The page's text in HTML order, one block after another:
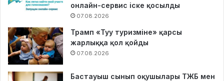
онлайн-сервис іске қосылды
07.08.2026
Трамп «Туу туризміне» қарсы
жарлыққа қол қойды
07.08.2026
Бастауыш сынып оқушылары ТЖБ мен